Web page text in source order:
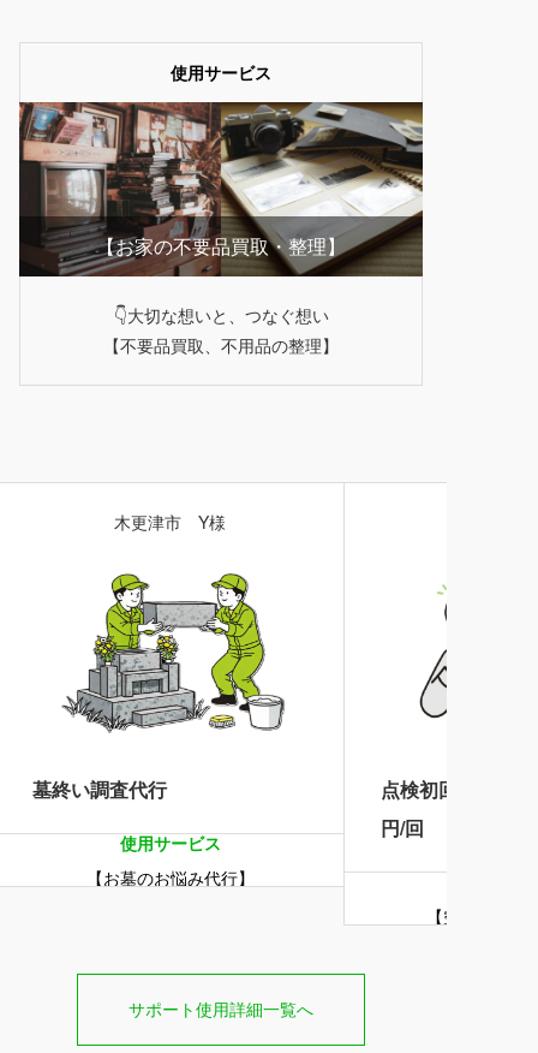
使用サービス
【お家の不要品買取・整理】
👇大切な想いと、つなぐ想い
【不要品買取、不用品の整理】
木更津市 Y様
墓終い調査代行
使用サービス
【お墓のお悩み代行】
点検初回お試し
円/回
【空き家の点
サポート使用詳細一覧へ